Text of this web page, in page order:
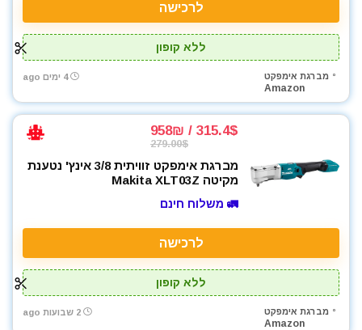
מברגות מקדחות ומברגונים
מברגים
מברגת אימפקט
מברזים ומחרוקות
מדחס / קומפרסור
מדריכים
מזמרה
מטען סוללות קירי
לרכישה
ללא קופון
מברגת אימפקט
Amazon
4 ימים ago
315.4$ / 958₪
279.00$
מברגת אימפקט זוויתית 3/8 אינץ' נטענת
מקיטה Makita XLT03Z
🚛 משלוח חינם
לרכישה
ללא קופון
מברגת אימפקט
Amazon
2 שבועות ago